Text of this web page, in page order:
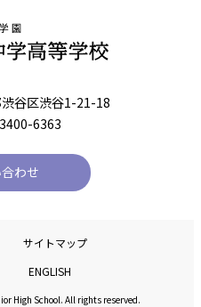
谷区渋谷1-21-18
6363
わせ
サイトマップ
ENGLISH
High School. All rights reserved.